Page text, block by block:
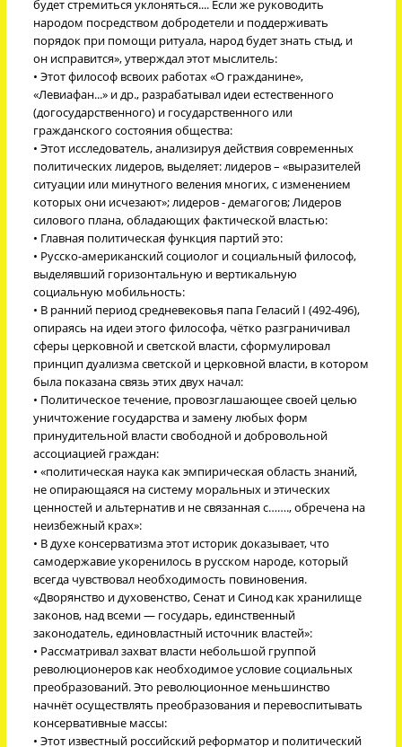
будет стремиться уклоняться.... Если же руководить
народом посредством добродетели и поддерживать
порядок при помощи ритуала, народ будет знать стыд, и
он исправится», утверждал этот мыслитель:
• Этот философ всвоих работах «О гражданине»,
«Левиафан...» и др., разрабатывал идеи естественного
(догосударственного) и государственного или
гражданского состояния общества:
• Этот исследователь, анализируя действия современных
политических лидеров, выделяет: лидеров – «выразителей
ситуации или минутного веления многих, с изменением
которых они исчезают»; лидеров - демагогов; Лидеров
силового плана, обладающих фактической властью:
• Главная политическая функция партий это:
• Русско-американский социолог и социальный философ,
выделявший горизонтальную и вертикальную
социальную мобильность:
• В ранний период средневековья папа Геласий I (492-496),
опираясь на идеи этого философа, чётко разграничивал
сферы церковной и светской власти, сформулировал
принцип дуализма светской и церковной власти, в котором
была показана связь этих двух начал:
• Политическое течение, провозглашающее своей целью
уничтожение государства и замену любых форм
принудительной власти свободной и добровольной
ассоциацией граждан:
• «политическая наука как эмпирическая область знаний,
не опирающаяся на систему моральных и этических
ценностей и альтернатив и не связанная с……., обречена на
неизбежный крах»:
• В духе консерватизма этот историк доказывает, что
самодержавие укоренилось в русском народе, который
всегда чувствовал необходимость повиновения.
«Дворянство и духовенство, Сенат и Синод как хранилище
законов, над всеми — государь, единственный
законодатель, единовластный источник властей»:
• Рассматривал захват власти небольшой группой
революционеров как необходимое условие социальных
преобразований. Это революционное меньшинство
начнёт осуществлять преобразования и перевоспитывать
консервативные массы:
• Этот известный российский реформатор и политический